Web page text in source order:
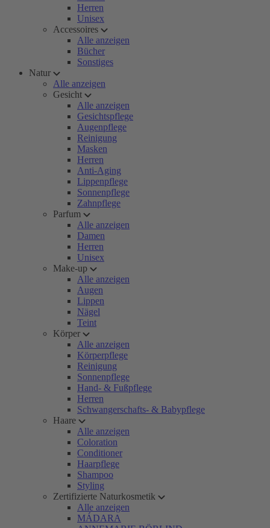
Herren
Unisex
Accessoires
Alle anzeigen
Bücher
Sonstiges
Natur
Alle anzeigen
Gesicht
Alle anzeigen
Gesichtspflege
Augenpflege
Reinigung
Masken
Herren
Anti-Aging
Lippenpflege
Sonnenpflege
Zahnpflege
Parfum
Alle anzeigen
Damen
Herren
Unisex
Make-up
Alle anzeigen
Augen
Lippen
Nägel
Teint
Körper
Alle anzeigen
Körperpflege
Reinigung
Sonnenpflege
Hand- & Fußpflege
Herren
Schwangerschafts- & Babypflege
Haare
Alle anzeigen
Coloration
Conditioner
Haarpflege
Shampoo
Styling
Zertifizierte Naturkosmetik
Alle anzeigen
MÁDARA